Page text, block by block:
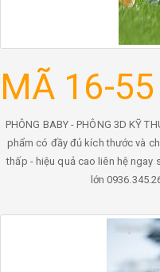
MÃ 16-55
PHÔNG BABY - PHÔNG 3D KỸ
phẩm có đầy đủ kích thước và
thấp - hiệu quả cao liên hệ ngay
lớn